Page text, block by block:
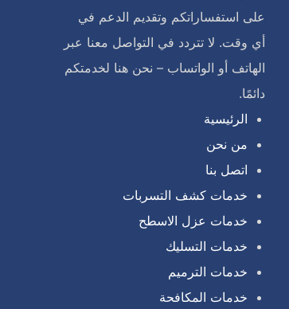
على استفساراتكم وتقديم الدعم في
أي وقت. لا تتردد في التواصل معنا عبر
الهاتف أو الواتساب – نحن هنا لخدمتكم
دائمًا.
الرئيسية
من نحن
اتصل بنا
خدمات كشف التسربات
خدمات عزل الاسطح
خدمات التسليك
خدمات الترميم
خدمات المكافحة